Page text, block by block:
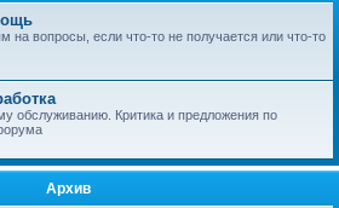
на вопросы, если что-то не получается или что-то
обслуживанию. Критика и предложения по
Архив